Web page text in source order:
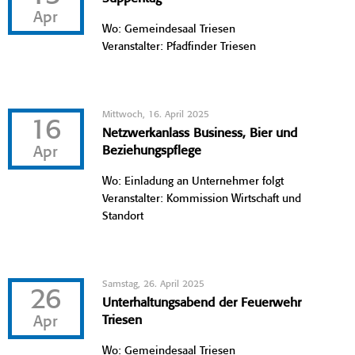
Apr
Wo: Gemeindesaal Triesen
Veranstalter: Pfadfinder Triesen
16
Apr
Mittwoch, 16. April 2025
Netzwerkanlass Business, Bier und
Beziehungspflege
Wo: Einladung an Unternehmer folgt
Veranstalter: Kommission Wirtschaft und
Standort
26
Apr
Samstag, 26. April 2025
Unterhaltungsabend der Feuerwehr
Triesen
Wo: Gemeindesaal Triesen